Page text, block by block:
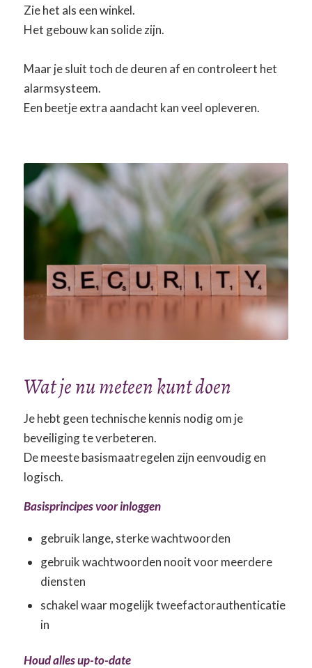
Zie het als een winkel.
Het gebouw kan solide zijn.
Maar je sluit toch de deuren af en controleert het
alarmsysteem.
Een beetje extra aandacht kan veel opleveren.
Wat je nu meteen kunt doen
Je hebt geen technische kennis nodig om je
beveiliging te verbeteren.
De meeste basismaatregelen zijn eenvoudig en
logisch.
Basisprincipes voor inloggen
gebruik lange, sterke wachtwoorden
gebruik wachtwoorden nooit voor meerdere
diensten
schakel waar mogelijk tweefactorauthenticatie
in
Houd alles up-to-date